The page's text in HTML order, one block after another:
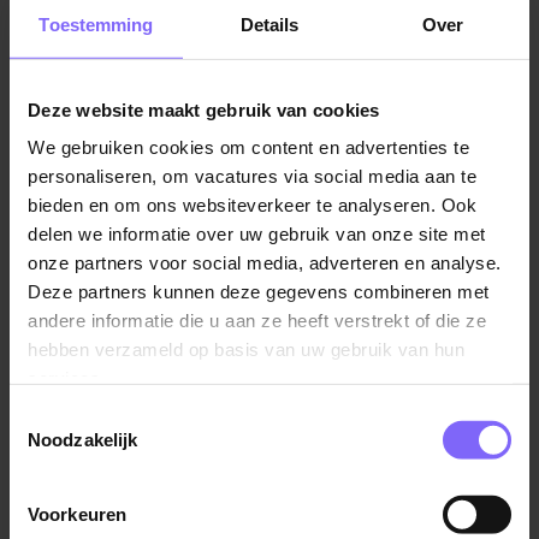
Toestemming Details Over
Deze website maakt gebruik van cookies
We gebruiken cookies om content en advertenties te
personaliseren, om vacatures via social media aan te
bieden en om ons websiteverkeer te analyseren. Ook
delen we informatie over uw gebruik van onze site met
onze partners voor social media, adverteren en analyse.
Deze partners kunnen deze gegevens combineren met
andere informatie die u aan ze heeft verstrekt of die ze
hebben verzameld op basis van uw gebruik van hun
Noodzakelijk
Voorkeuren
Solliciteren
Klinkt dit als iets voor jou? Solliciteer dan eenvoudig
contact met je op.
Wil je meer weten over deze of andere functies?
Neem gerust een kijkje op onze vacaturepagina. En
heb je liever een andere functie of locatie in
gedachten? Ook dan ben je welkom – stuur je open
sollicitatie naar personeel@bijstox.nl. Samen kijken
we waar jij het beste tot bloei komt!
Werken bijSTOX
BijSTOX brengt Groen Geluk in ieders leven. Met
onze Limburgse oorsprong en de warmte van een
verbinden, verwonderen en elk seizoen laten beleven.
Vergelijkbare vacatures
Servicebalie medewerker
bijSTOX
Roermond
Boels Rental